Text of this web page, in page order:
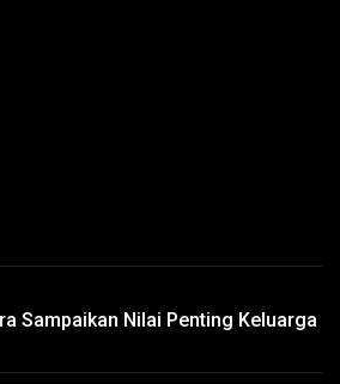
Sampaikan Nilai Penting Keluarga